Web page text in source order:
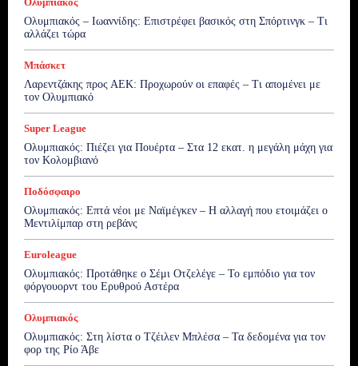
Ολυμπιακός – Ιωαννίδης: Επιστρέφει βασικός στη Σπόρτινγκ – Τι
αλλάζει τώρα
Μπάσκετ
Λαρεντζάκης προς ΑΕΚ: Προχωρούν οι επαφές – Τι απομένει με
τον Ολυμπιακό
Super League
Ολυμπιακός: Πιέζει για Πουέρτα – Στα 12 εκατ. η μεγάλη μάχη για
τον Κολομβιανό
Ποδόσφαιρο
Ολυμπιακός: Επτά νέοι με Ναϊμέγκεν – Η αλλαγή που ετοιμάζει ο
Μεντιλίμπαρ στη ρεβάνς
Euroleague
Ολυμπιακός: Προτάθηκε ο Σέμι Οτζελέγε – Το εμπόδιο για τον
φόργουορντ του Ερυθρού Αστέρα
Ολυμπιακός
Ολυμπιακός: Στη λίστα ο Τζέιλεν Μπλέσα – Τα δεδομένα για τον
φορ της Ρίο Άβε